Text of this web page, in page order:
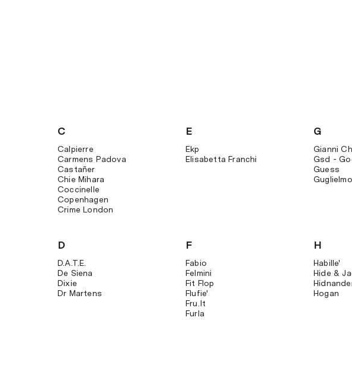
C
Calpierre
Carmens Padova
Castañer
Chie Mihara
Coccinelle
Copenhagen
Crime London
D
D.a.t.e.
De Siena
Dixie
Dr Martens
E
Ekp
Elisabetta Franchi
F
Fabio
Felmini
Fit Flop
Flufie'
Fru.it
Furla
G
Gianni
Gsd -
Guess
H
Habille'
Hide &
Hogan